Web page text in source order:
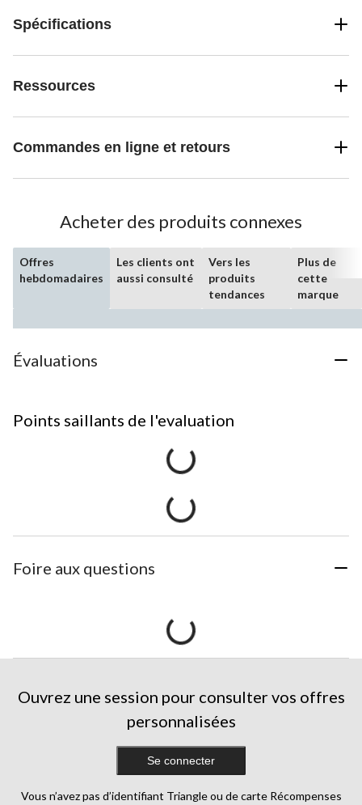
Spécifications
Ressources
Commandes en ligne et retours
Acheter des produits connexes
Offres
hebdomadaires
Les clients ont
aussi consulté
Vers les
produits
tendances
Plus de
cette
marque
Évaluations
Points saillants de l'evaluation
Foire aux questions
Ouvrez une session pour consulter vos offres
personnalisées
Se connecter
Vous n’avez pas d’identifiant Triangle ou de carte Récompenses